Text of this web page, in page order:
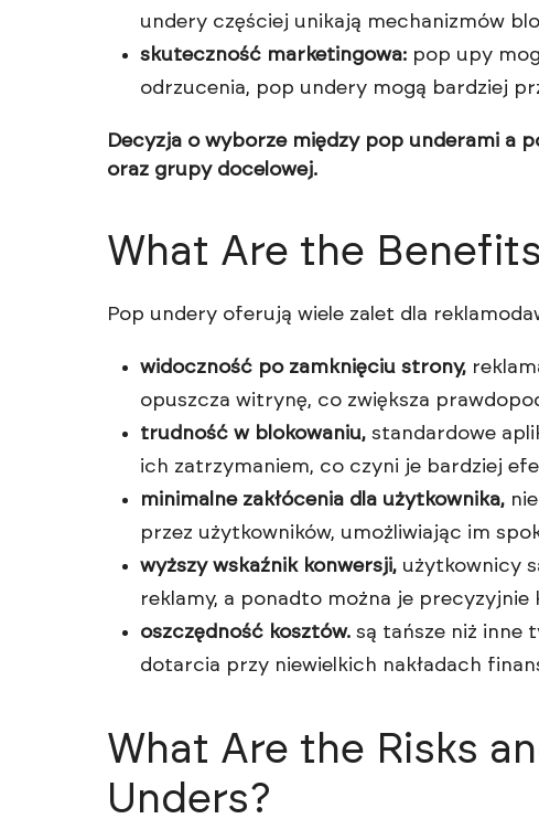
undery częściej unikają mechanizmów
skuteczność marketingowa: pop upy
odrzucenia, pop undery mogą bardziej
Decyzja o wyborze między pop underami a
oraz grupy docelowej.
What Are the
Pop undery oferują wiele zalet dla
widoczność po zamknięciu strony,
opuszcza witrynę, co zwiększa
trudność w blokowaniu, standardowe
ich zatrzymaniem, co czyni je bardziej
minimalne zakłócenia dla użytkownika,
przez użytkowników, umożliwiając im
wyższy wskaźnik konwersji, użytkownicy
reklamy, a ponadto można je
oszczędność kosztów. są tańsze niż inne
dotarcia przy niewielkich nakładach
What Are the Risks
Unders?